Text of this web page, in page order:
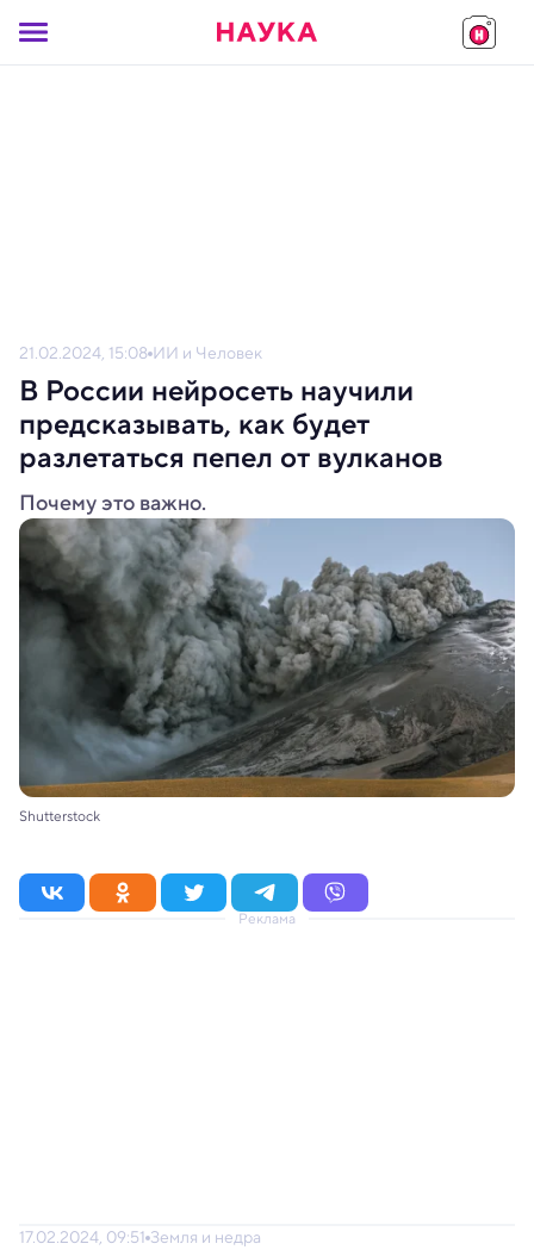
21.02.2024, 15:08 ИИ и Человек
В России нейросеть научили
предсказывать, как будет
разлетаться пепел от вулканов
Почему это важно.
Shutterstock
Реклама
17.02.2024, 09:51 Земля и недра